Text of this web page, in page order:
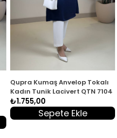
Qupra Kumaş Anvelop Tokalı
Kadın Tunik Lacivert QTN 7104
₺1.755,00
Sepete Ekle